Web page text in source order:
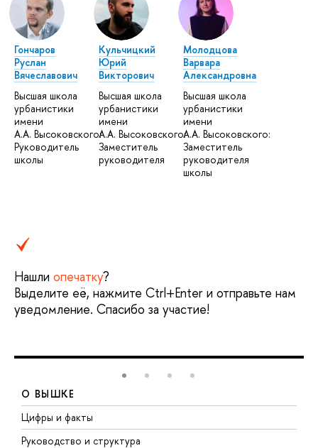
Гончаров
Руслан
Вячеславович
Высшая школа
урбанистики
имени
А.А. Высоковского:
Руководитель
школы
Кульчицкий
Юрий
Викторович
Высшая школа
урбанистики
имени
А.А. Высоковского:
Заместитель
руководителя
Молодцова
Варвара
Александровна
Высшая школа
урбанистики
имени
А.А. Высоковского:
Заместитель
руководителя
школы
Нашли опечатку?
Выделите её, нажмите Ctrl+Enter и отправьте нам
уведомление. Спасибо за участие!
О ВЫШКЕ
Цифры и факты
Руководство и структура